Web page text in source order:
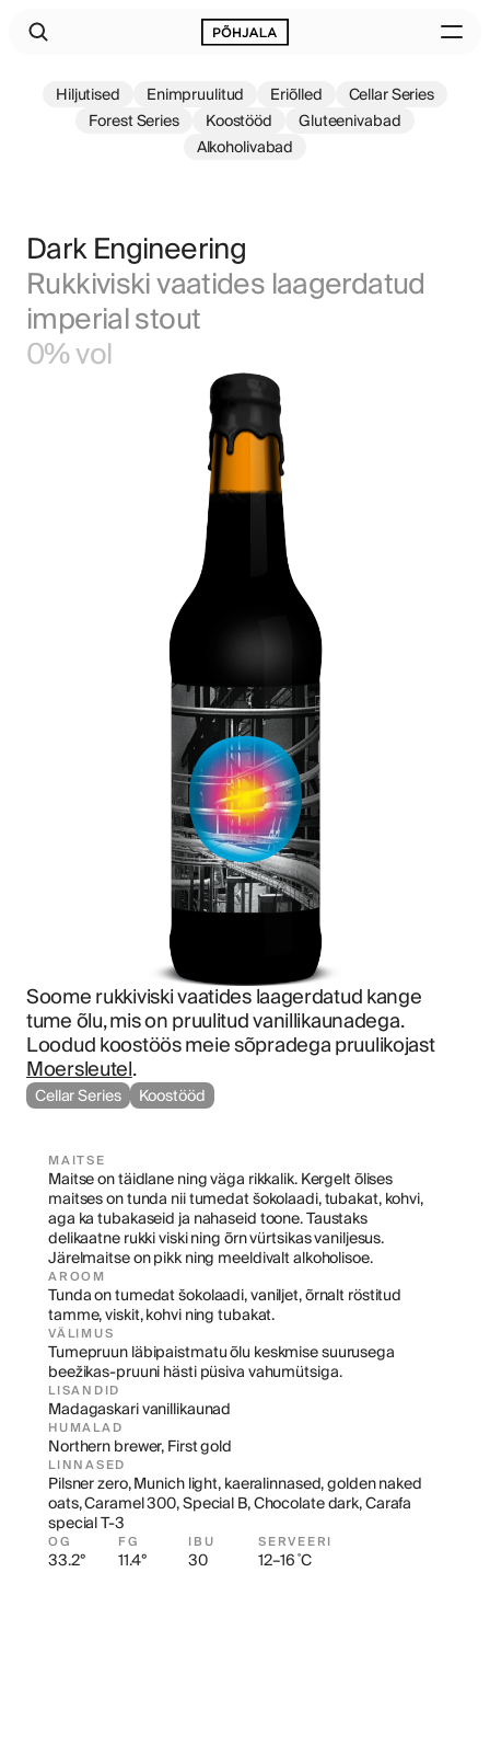
Hiljutised Enimpruulitud Eriõlled
Cellar Series
Forest Series
Koostööd
Gluteenivabad
Alkoholivabad
Dark Engineering
Rukkiviski vaatides laagerdatud
imperial stout
0% vol
MAITSE
Maitse on täidlane ning väga rikkalik. Kergelt õlises
maitses on tunda nii tumedat šokolaadi, tubakat, kohvi,
aga ka tubakaseid ja nahaseid toone. Taustaks
delikaatne rukki viski ning õrn vürtsikas vaniljesus.
Järelmaitse on pikk ning meeldivalt alkoholisoe.
AROOM
Tunda on tumedat šokolaadi, vaniljet, õrnalt röstitud
tamme, viskit, kohvi ning tubakat.
VÄLIMUS
Tumepruun läbipaistmatu õlu keskmise suurusega
beežikas-pruuni hästi püsiva vahumütsiga.
LISANDID
Madagaskari vanillikaunad
HUMALAD
Northern brewer, First gold
LINNASED
Pilsner zero, Munich light, kaeralinnased, golden naked
oats, Caramel 300, Special B, Chocolate dark, Carafa
special T-3
OG
33.2°
FG
11.4°
IBU
30
SERVEERI
12–16 ˚C
Soome rukkiviski vaatides laagerdatud kange
tume õlu, mis on pruulitud vanillikaunadega.
Loodud koostöös meie sõpradega pruulikojast
Moersleutel.
Cellar Series Koostööd